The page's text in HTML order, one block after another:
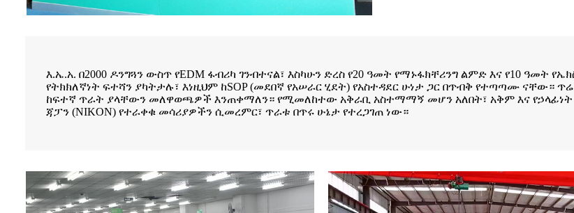
እ.ኤ.አ. በ2000 ዶንግጓን ውስጥ የEDM ፋብሪካ ገንብተናል፣ እስካሁን ድረስ የ20 ዓመት የማኑፋክቸሪንግ ልምድ እና የ10
የትክክለኛነት ፍተሻን ያካትታሉ፣ እነዚህም ከSOP (መደበኛ የአሠራር ሂደት) የአስተዳደር ሁነታ ጋር በጥብቅ የተጣጣሙ ናቸው።
ከፍተኛ ጥራት ያላቸውን መለዋወጫዎች እንጠቀማለን። የሚመለከተው አቅራቢ አስተማማኝ መሆን አለበት፣ አቅም እና የኃላፊነት
ጃፓን (NIKON) የተራቀቁ መሳሪያዎችን ሲመረምር፣ ጥራቱ በጥሩ ሁኔታ የተረጋገጠ ነው።